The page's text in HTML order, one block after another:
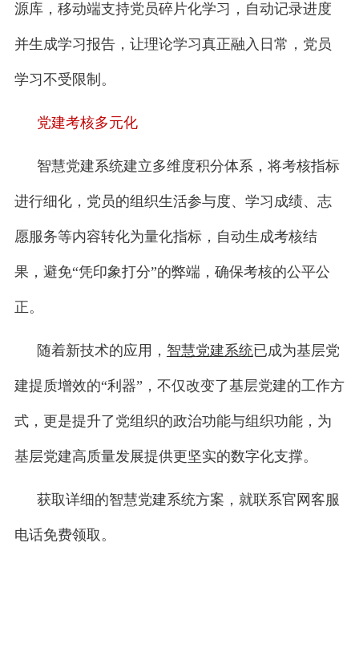
源库，移动端支持党员碎片化学习，自动记录进度
并生成学习报告，让理论学习真正融入日常，党员
学习不受限制。
党建考核多元化
智慧党建系统建立多维度积分体系，将考核指标
进行细化，党员的组织生活参与度、学习成绩、志
愿服务等内容转化为量化指标，自动生成考核结
果，避免“凭印象打分”的弊端，确保考核的公平公
正。
随着新技术的应用， 智慧党建系统已成为基层党
建提质增效的“利器”，不仅改变了基层党建的工作方
式，更是提升了党组织的政治功能与组织功能，为
基层党建高质量发展提供更坚实的数字化支撑。
获取详细的智慧党建系统方案，就联系官网客服
电话免费领取。